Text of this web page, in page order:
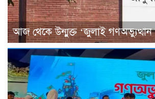
আজ থেকে উন্মুক্ত ‘জুলাই গণঅভ্যুত্থান